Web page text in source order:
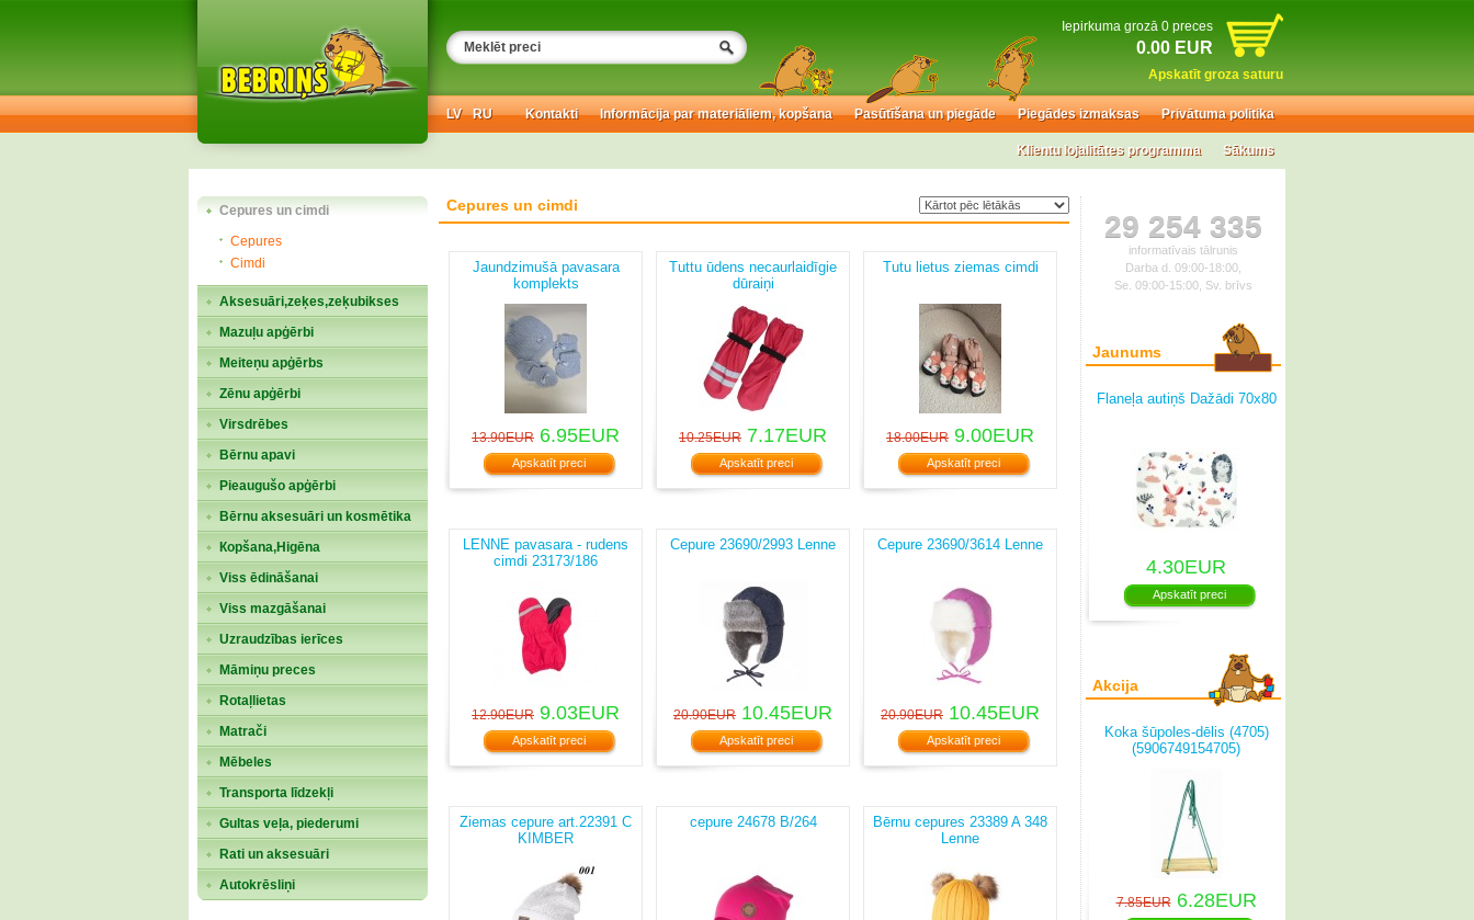
Iepirkuma grozā 0 preces
0.00 EUR
Apskatīt groza saturu
LV RU Privātuma politika
Piegādes izmaksas
Pasūtīšana un piegāde
Informācija par materiāliem, kopšana
Kontakti
Sākums
Klientu lojalitātes programma
Cepures un cimdi
Cepures
Cimdi
Aksesuāri,zeķes,zeķubikses
Mazuļu apģērbi
Meiteņu apģērbs
Zēnu apģērbi
Virsdrēbes
Bērnu apavi
Pieaugušo apģērbi
Bērnu aksesuāri un kosmētika
Кopšana,Higēna
Viss ēdināšanai
Viss mazgāšanai
Uzraudzības ierīces
Māmiņu preces
Rotaļlietas
Matrači
Mēbeles
Transporta līdzekļi
Gultas veļa, piederumi
Rati un aksesuāri
Autokrēsliņi
Cepures un cimdi
Jaundzimušā pavasara
komplekts
13.90EUR 6.95EUR
Apskatīt preci
Tuttu ūdens necaurlaidīgie
dūraiņi
10.25EUR 7.17EUR
Apskatīt preci
Tutu lietus ziemas cimdi
18.00EUR 9.00EUR
Apskatīt preci
LENNE pavasara - rudens
cimdi 23173/186
12.90EUR 9.03EUR
Apskatīt preci
Cepure 23690/2993 Lenne
20.90EUR 10.45EUR
Apskatīt preci
Cepure 23690/3614 Lenne
20.90EUR 10.45EUR
Apskatīt preci
Ziemas cepure art.22391 C
KIMBER
cepure 24678 B/264
Bērnu cepures 23389 A 348
Lenne
29 254 335
informatīvais tālrunis
Darba d. 09:00-18:00,
Se. 09:00-15:00, Sv. brīvs
Jaunums
Flaneļa autiņš Dažādi 70x80
4.30EUR
Apskatīt preci
Akcija
Koka šūpoles-dēlis (4705)
(5906749154705)
7.85EUR6.28EUR